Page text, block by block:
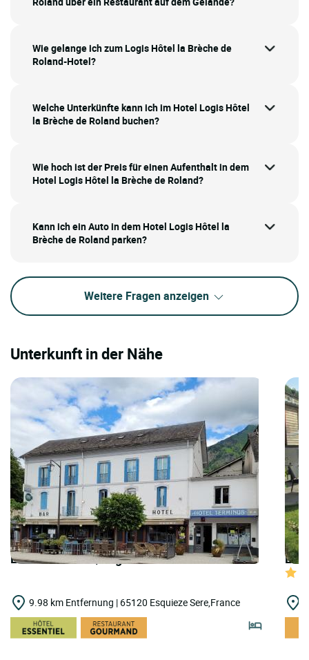
Wie gelange ich zum Logis Hôtel la Brèche de
Roland-Hotel?
Welche Unterkünfte kann ich im Hotel Logis Hôtel
la Brèche de Roland buchen?
Wie hoch ist der Preis für einen Aufenthalt in dem
Hotel Logis Hôtel la Brèche de Roland?
Kann ich ein Auto in dem Hotel Logis Hôtel la
Brèche de Roland parken?
Weitere Fragen anzeigen
Unterkunft in der Nähe
LOGIS HOTELS | Logis Hôtel Terminus
9.98 km Entfernung | 65120 Esquieze Sere,France